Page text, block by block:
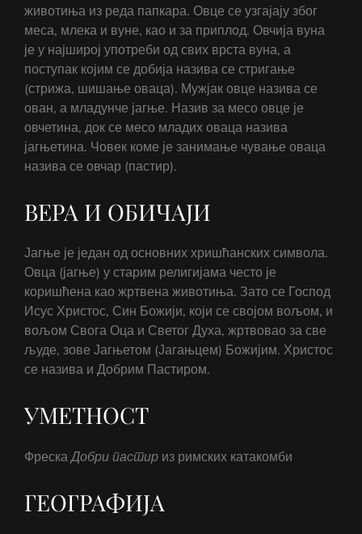
животиња из реда папкара. Овце се узгајају због
меса, млека и вуне, као и за приплод. Овчија вуна
је у најширој употреби од свих врста вуна, а
поступак којим се добија назива се стригање
(стрижа, шишање оваца). Мужјак овце назива се
ован, а младунче јагње. Назив за месо овце је
овчетина, док се месо младих оваца назива
јагњетина. Човек коме је занимање чување оваца
назива се овчар (пастир).
ВЕРА И ОБИЧАЈИ
Јагње је један од основних хришћанских символа.
Овца (јагње) у старим религијама често је
коришћена као жртвена животиња. Зато се Господ
Исус Христос, Син Божији, који се својом вољом, и
вољом Свога Оца и Светог Духа, жртвовао за све
људе, зове Јагњетом (Јагањцем) Божијим. Христос
се назива и Добрим Пастиром.
УМЕТНОСТ
ФрескаДобри пастир из римских катакомби
ГЕОГРАФИЈА